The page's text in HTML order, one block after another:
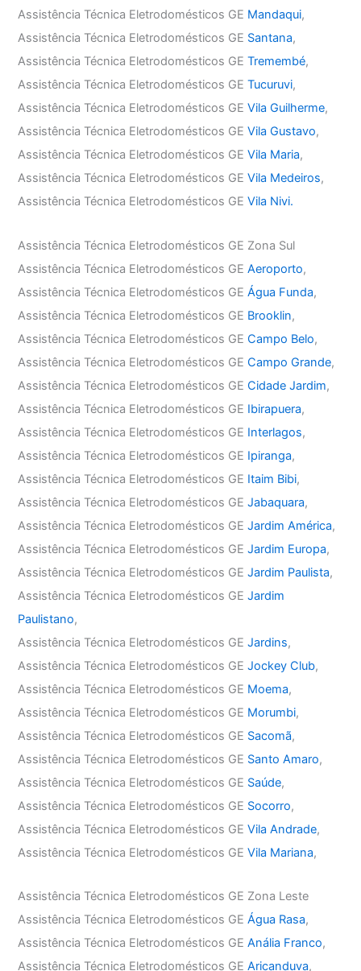
Assistência Técnica Eletrodomésticos GE Mandaqui,
Assistência Técnica Eletrodomésticos GE Santana,
Assistência Técnica Eletrodomésticos GETremembé,
Assistência Técnica Eletrodomésticos GETucuruvi,
Assistência Técnica Eletrodomésticos GEVila Guilherme,
Assistência Técnica Eletrodomésticos GEVila Gustavo,
Assistência Técnica Eletrodomésticos GEVila Maria,
Assistência Técnica Eletrodomésticos GEVila Medeiros,
Assistência Técnica Eletrodomésticos GEVila Nivi.
Assistência Técnica Eletrodomésticos GE Zona Sul
Assistência Técnica Eletrodomésticos GEAeroporto,
Assistência Técnica Eletrodomésticos GEÁgua Funda,
Assistência Técnica Eletrodomésticos GE Brooklin,
Assistência Técnica Eletrodomésticos GECampo Belo,
Assistência Técnica Eletrodomésticos GECampo Grande,
Assistência Técnica Eletrodomésticos GECidade Jardim,
Assistência Técnica Eletrodomésticos GE Ibirapuera,
Assistência Técnica Eletrodomésticos GE Interlagos,
Assistência Técnica Eletrodomésticos GE Ipiranga,
Assistência Técnica Eletrodomésticos GE Itaim Bibi,
Assistência Técnica Eletrodomésticos GEJabaquara,
Assistência Técnica Eletrodomésticos GEJardim América,
Assistência Técnica Eletrodomésticos GEJardim Europa,
Assistência Técnica Eletrodomésticos GEJardim Paulista,
Assistência Técnica Eletrodomésticos GEJardim
Paulistano,
Assistência Técnica Eletrodomésticos GEJardins,
Assistência Técnica Eletrodomésticos GEJockey Club,
Assistência Técnica Eletrodomésticos GE Moema,
Assistência Técnica Eletrodomésticos GE Morumbi,
Assistência Técnica Eletrodomésticos GE Sacomã,
Assistência Técnica Eletrodomésticos GE Santo Amaro,
Assistência Técnica Eletrodomésticos GE Saúde,
Assistência Técnica Eletrodomésticos GE Socorro,
Assistência Técnica Eletrodomésticos GEVila Andrade,
Assistência Técnica Eletrodomésticos GEVila Mariana,
Assistência Técnica Eletrodomésticos GE Zona Leste
Assistência Técnica Eletrodomésticos GEÁgua Rasa,
Assistência Técnica Eletrodomésticos GEAnália Franco,
Assistência Técnica Eletrodomésticos GEAricanduva,